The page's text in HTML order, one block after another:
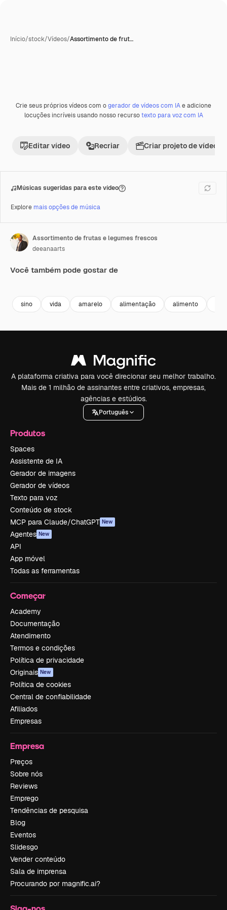
Início/stock/Vídeos/Assortimento de frut…
Premium
Crie seus próprios vídeos com ogerador de vídeos com IAe adicione
locuções incríveis usando nosso recursotexto para voz com IA
Editar vídeo Recriar Criar projeto de vídeo
Músicas sugeridas para este vídeo
Explore mais opções de música
Assortimento de frutas e legumes frescos
deeanaarts
Você também pode gostar de
sino vida amarelo alimentação alimento
A plataforma criativa para você direcionar seu melhor trabalho.
Mais de 1 milhão de assinantes entre criativos, empresas,
agências e estúdios.
Português
Produtos
Spaces
Assistente de IA
Gerador de imagens
Gerador de vídeos
Texto para voz
Conteúdo de stock
MCP para Claude/ChatGPT New
Agentes New
API
App móvel
Todas as ferramentas
Começar
Academy
Documentação
Atendimento
Termos e condições
Política de privacidade
Originais New
Política de cookies
Central de confiabilidade
Afiliados
Empresas
Empresa
Preços
Sobre nós
Reviews
Emprego
Tendências de pesquisa
Blog
Eventos
Slidesgo
Vender conteúdo
Sala de imprensa
Procurando por magnific.ai?